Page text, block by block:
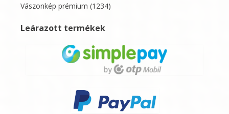
Vászonkép prémium (1234)
Leárazott termékek